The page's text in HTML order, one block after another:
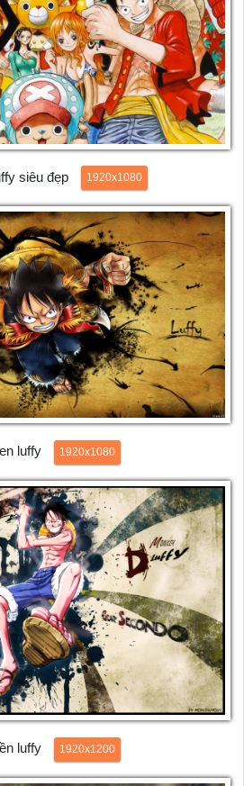
siêu đẹp 1920x1080
luffy 1920x1080
luffy 1920x1200